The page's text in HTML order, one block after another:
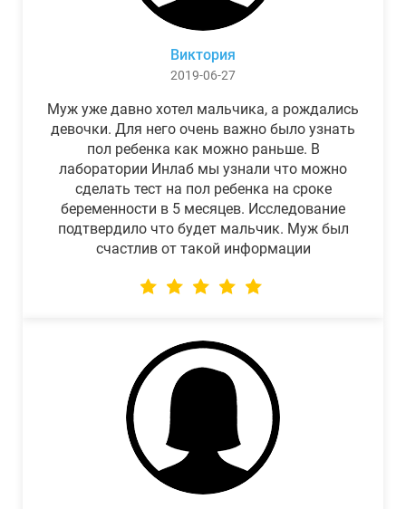
Виктория
2019-06-27
Муж уже давно хотел мальчика, а рождались
девочки. Для него очень важно было узнать
пол ребенка как можно раньше. В
лаборатории Инлаб мы узнали что можно
сделать тест на пол ребенка на сроке
беременности в 5 месяцев. Исследование
подтвердило что будет мальчик. Муж был
счастлив от такой информации